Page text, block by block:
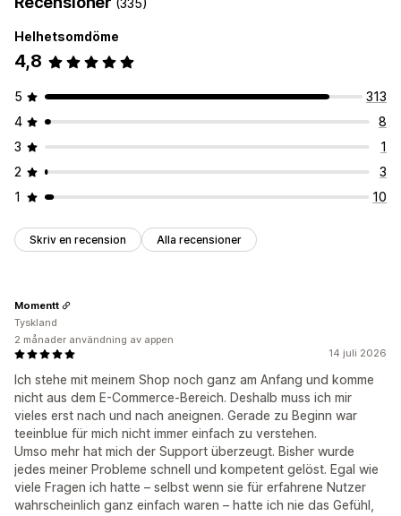
(335)
Helhetsomdöme
4,8
5
313
4
8
3
1
2
3
1
10
Skriv en recension Alla recensioner
14 juli 2026
Ich stehe mit meinem Shop noch ganz am Anfang und komme
nicht aus dem E-Commerce-Bereich. Deshalb muss ich mir
vieles erst nach und nach aneignen. Gerade zu Beginn war
teeinblue für mich nicht immer einfach zu verstehen.
Umso mehr hat mich der Support überzeugt. Bisher wurde
jedes meiner Probleme schnell und kompetent gelöst. Egal wie
viele Fragen ich hatte – selbst wenn sie für erfahrene Nutzer
wahrscheinlich ganz einfach waren – hatte ich nie das Gefühl,
Momentt
Tyskland
2 månader användning av appen